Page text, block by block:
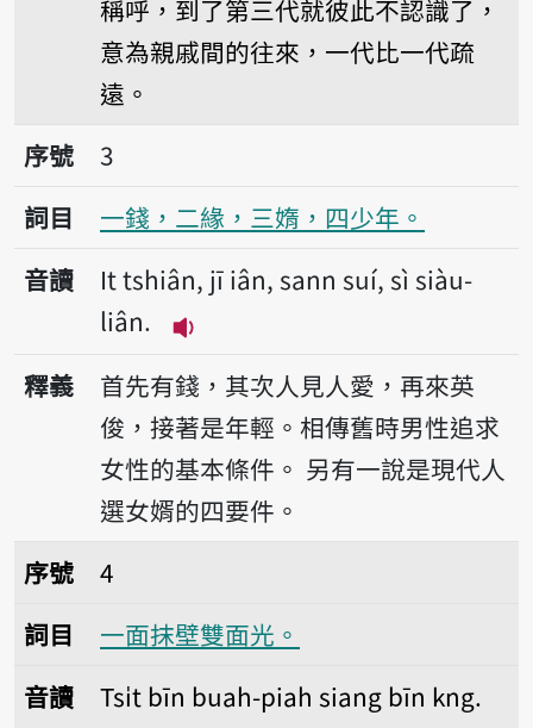
稱呼，到了第三代就彼此不認識了，
意為親戚間的往來，一代比一代疏
遠。
序號3一錢，二緣，三媠，四少年。
序號
3
詞目
一錢，二緣，三媠，四少年。
音讀
It tshiân, jī iân, sann suí, sì siàu-
liân.
播放音讀It tshiân, jī iân, sann
釋義
首先有錢，其次人見人愛，再來英
俊，接著是年輕。相傳舊時男性追求
女性的基本條件。 另有一說是現代人
選女婿的四要件。
序號4一面抹壁雙面光。
序號
4
詞目
一面抹壁雙面光。
音讀
Tsi̍t bīn buah-piah siang bīn kng.